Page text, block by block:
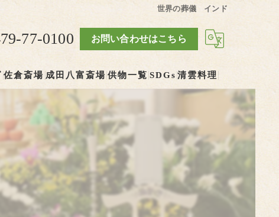
世界の葬儀 インド
77-0100 お問い合わせはこちら
佐倉斎場 成田八富斎場 供物一覧 SDGs 清雲料理